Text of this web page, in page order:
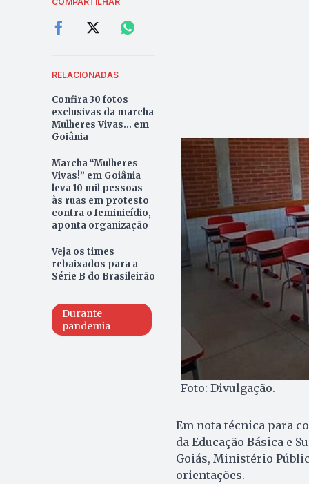
RELACIONADAS
Confira 30 fotos
exclusivas da marcha
Mulheres Vivas... em
Goiânia
Marcha “Mulheres
Vivas!” em Goiânia
leva 10 mil pessoas
às ruas em protesto
contra o feminicídio,
aponta organização
Veja os times
rebaixados para a
Série B do Brasileirão
Durante
pandemia
Foto: Divulgação.
Em nota técnica para
da Educação Básica e
Goiás, Ministério
orientações.